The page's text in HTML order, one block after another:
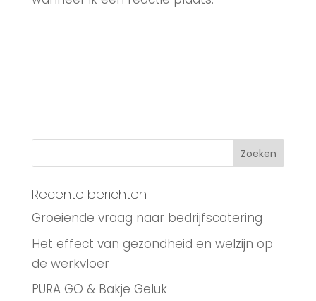
Recente berichten
Groeiende vraag naar bedrijfscatering
Het effect van gezondheid en welzijn op
de werkvloer
PURA GO & Bakje Geluk